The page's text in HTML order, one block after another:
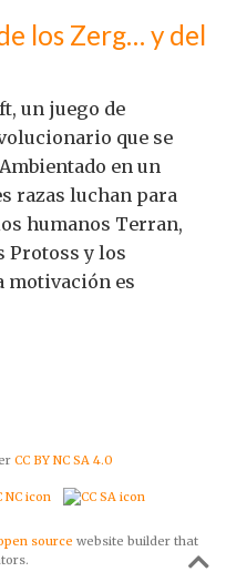
los Zerg… y del
un juego de
que se
en un
razas luchan para
humanos Terran,
Protoss y los
motivación es
CC BY NC SA 4.0
source website builder that